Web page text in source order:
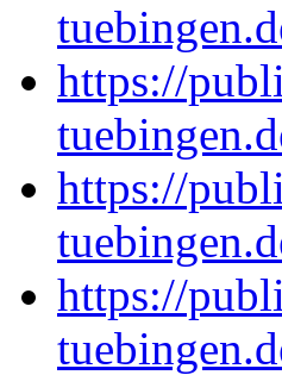
https://
https://
https://